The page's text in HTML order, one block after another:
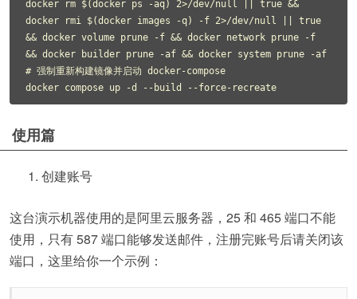
docker rm $(docker ps -aq) 2>/dev/null || true &&
docker rmi $(docker images -q) -f 2>/dev/null || true
&& docker volume prune -f && docker network prune -f
&& docker builder prune -af && docker system prune -af
# 强制重新构建镜像并启动 docker-compose
使用篇
创建账号
这台演示机器使用的是阿里云服务器，25 和 465 端口不能
使用，只有 587 端口能够发送邮件，注册完账号后请关闭该
端口，这里给你一个示例：